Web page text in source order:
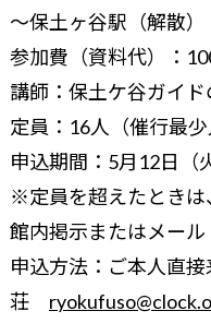
～保土ヶ谷駅（解散）
参加費（資料代）：
講師：保土ケ谷ガイド
定員：16人（催行最少
申込期間：5月12日（
※定員を超えたときは
館内掲示またはメール
申込方法：ご本人直
荘